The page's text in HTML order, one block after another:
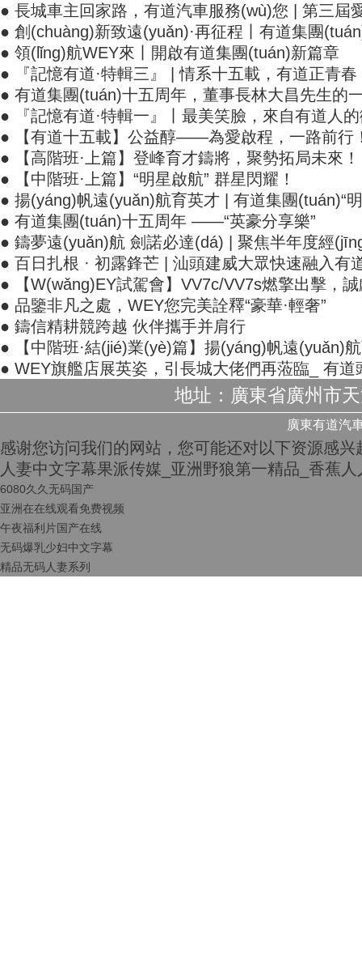
● 長城車主回家路，有道汽車服務(wù)您 | 第三
● 創(chuàng)新致遠(yuǎn)·再征程丨有道集團
● 領(lǐng)航WEY來丨開啟有道集團(tuán)新篇章
● 『記憶有道·特輯三』 | 情系十五載，有道正青春
● 有道集團(tuán)十五周年，董事長林大昌先生的一
● 『記憶有道·特輯一』丨最美笑臉，來自有道人
● 【有道十五載】公益醇——為愛啟程，一路前行
● 【高階班·上篇】登峰育才鑄將，聚勢拓局未來！
● 【中階班·上篇】“明星啟航” 群星閃耀！
● 揚(yáng)帆遠(yuǎn)航育英才 | 有道集團(tuán)“明
● 有道集團(tuán)十五周年 ——“英豪分享樂”
● 鑄夢遠(yuǎn)航 劍諾必達(dá) | 聚焦半年度經
● 百日扎根 · 初露鋒芒 | 汕頭建威大眾快速融入有
● 【W(wǎng)EY試駕會】VV7c/VV7s燃擎出擊，誠獻
● 品鑒非凡之處，WEY您完美詮釋“豪華·輕奢”
● 鑄信精耕競跨越 伙伴攜手并肩行
● 【中階班·結(jié)業(yè)篇】揚(yáng)帆遠(yuǎn)
● WEY旗艦店展英姿，引長城大佬們再蒞臨_ 有
地址：廣東省廣州市
廣東有道汽
感谢您访问我们的网站，您可能还对以下资源感兴
人妻中文字幕果派传媒_亚洲野狼第一精品_香蕉
6080久久无码国产
亚洲在在线观看免费视频
午夜福利片国产在线
无码爆乳少妇中文字幕
精品无码人妻系列